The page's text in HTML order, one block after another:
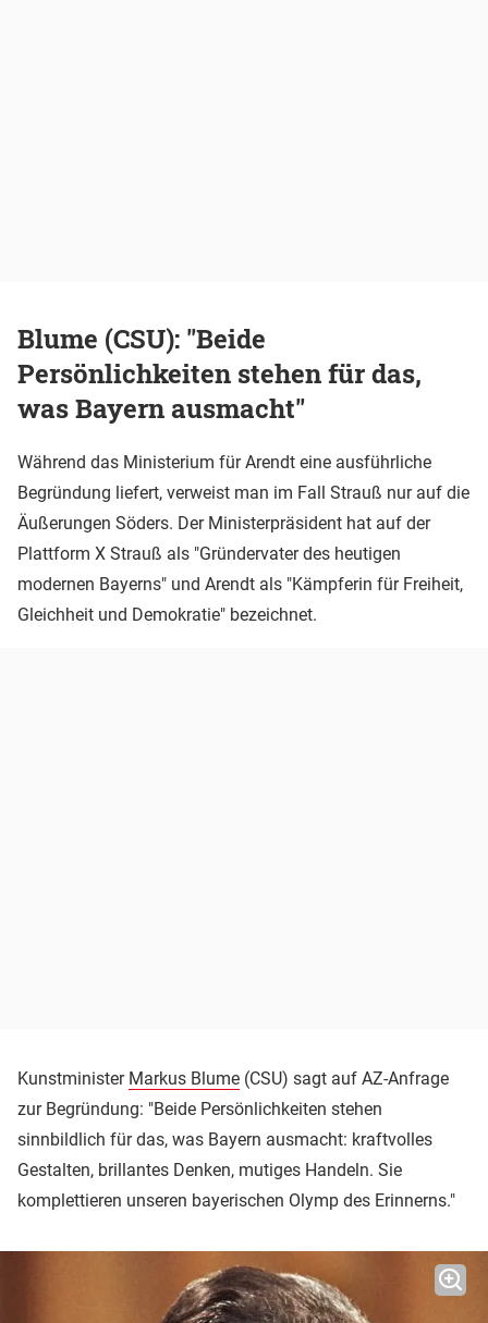
Blume (CSU): "Beide
Persönlichkeiten stehen für das,
was Bayern ausmacht"
Während das Ministerium für Arendt eine ausführliche
Begründung liefert, verweist man im Fall Strauß nur auf die
Äußerungen Söders. Der Ministerpräsident hat auf der
Plattform X Strauß als "Gründervater des heutigen
modernen Bayerns" und Arendt als "Kämpferin für Freiheit,
Gleichheit und Demokratie" bezeichnet.
Kunstminister Markus Blume (CSU) sagt auf AZ-Anfrage
zur Begründung: "Beide Persönlichkeiten stehen
sinnbildlich für das, was Bayern ausmacht: kraftvolles
Gestalten, brillantes Denken, mutiges Handeln. Sie
komplettieren unseren bayerischen Olymp des Erinnerns."